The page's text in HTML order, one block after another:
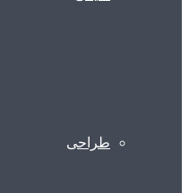
طراحی